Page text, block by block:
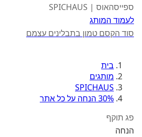
ספייסהאוס | SPICHAUS
לעמוד המותג
סוד הקסם טמון בתבלינים עצמם
בית
מותגים
SPICHAUS
30% הנחה על כל אתר
פג תוקף
הנחה